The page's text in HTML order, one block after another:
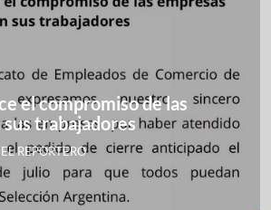
el compromiso de las
trabajadores
EL REPORTERO